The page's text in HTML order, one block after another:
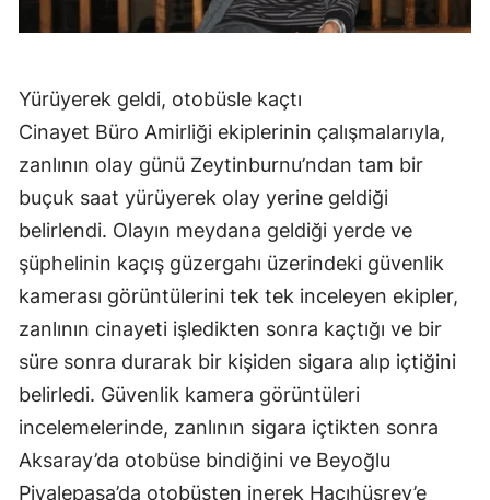
Yürüyerek geldi, otobüsle kaçtı
Cinayet Büro Amirliği ekiplerinin çalışmalarıyla,
zanlının olay günü Zeytinburnu’ndan tam bir
buçuk saat yürüyerek olay yerine geldiği
belirlendi. Olayın meydana geldiği yerde ve
şüphelinin kaçış güzergahı üzerindeki güvenlik
kamerası görüntülerini tek tek inceleyen ekipler,
zanlının cinayeti işledikten sonra kaçtığı ve bir
süre sonra durarak bir kişiden sigara alıp içtiğini
belirledi. Güvenlik kamera görüntüleri
incelemelerinde, zanlının sigara içtikten sonra
Aksaray’da otobüse bindiğini ve Beyoğlu
Piyalepaşa’da otobüsten inerek Hacıhüsrev’e